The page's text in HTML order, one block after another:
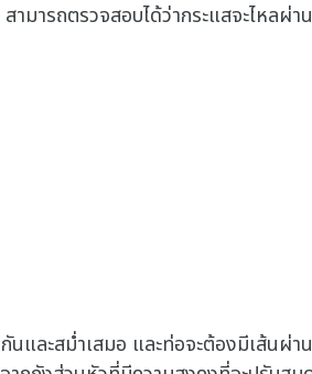
ารถตรวจสอบได้ว่ากระแสจะไหลผ่าน
ละสม่ำเสมอ และท่อจะต้องมีเส้นผ่า